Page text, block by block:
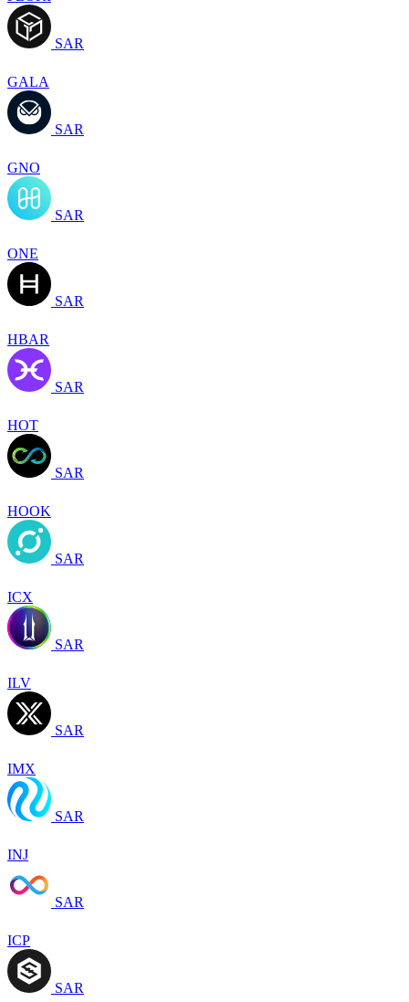
SAR
GALA
SAR
GNO
SAR
ONE
SAR
HBAR
SAR
HOT
SAR
HOOK
SAR
ICX
SAR
ILV
SAR
IMX
SAR
INJ
SAR
ICP
SAR